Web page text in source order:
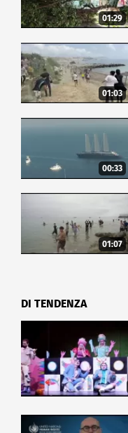
01:29
01:03
00:33
01:07
DI TENDENZA